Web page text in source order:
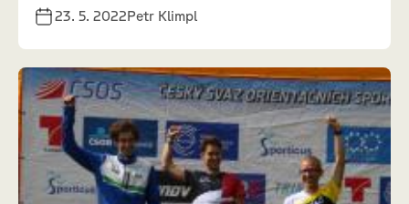
23. 5. 2022Petr Klimpl